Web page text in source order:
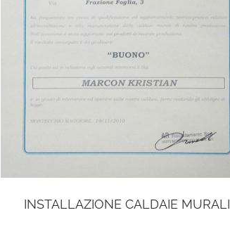
INSTALLAZIONE CALDAIE MURALI